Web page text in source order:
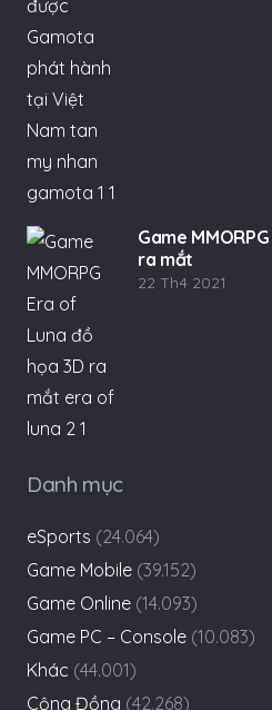
Game
ra mắt
22 Th4 2021
Danh mục
eSports (24.064)
Game Mobile (39.152)
Game Online (14.093)
Game PC – Console (10.083)
Khác (44.001)
Cộng Đồng (42.268)